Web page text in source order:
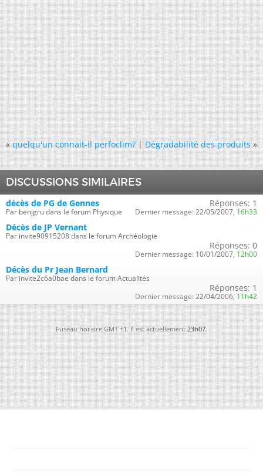
« quelqu'un connait-il perfoclim?|Dégradabilité des produits »
DISCUSSIONS SIMILAIRES
décès de PG de Gennes
Par benjgru dans le forum Physique
Réponses: 1
Dernier message: 22/05/2007, 16h33
Décès de JP Vernant
Par invite90915208 dans le forum Archéologie
Réponses: 0
Dernier message: 10/01/2007, 12h00
Décès du Pr Jean Bernard
Par invite2c6a0bae dans le forum Actualités
Réponses: 1
Dernier message: 22/04/2006, 11h42
Fuseau horaire GMT +1. Il est actuellement23h07.